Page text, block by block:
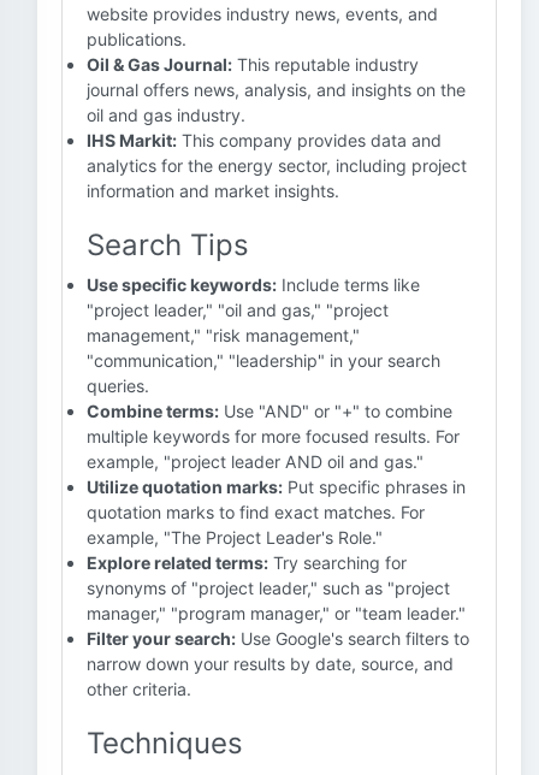
website provides industry news, events, and
publications.
Oil & Gas Journal: This reputable industry
journal offers news, analysis, and insights on the
oil and gas industry.
IHS Markit: This company provides data and
analytics for the energy sector, including project
information and market insights.
Search Tips
Use specific keywords: Include terms like
"project leader," "oil and gas," "project
management," "risk management,"
"communication," "leadership" in your search
queries.
Combine terms: Use "AND" or "+" to combine
multiple keywords for more focused results. For
example, "project leader AND oil and gas."
Utilize quotation marks: Put specific phrases in
quotation marks to find exact matches. For
example, "The Project Leader's Role."
Explore related terms: Try searching for
synonyms of "project leader," such as "project
manager," "program manager," or "team leader."
Filter your search: Use Google's search filters to
narrow down your results by date, source, and
other criteria.
Techniques